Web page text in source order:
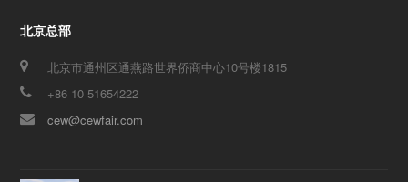
北京总部
北京市通州区通燕路世界侨商中心10号楼1815
+86 10 51654222
cew@cewfair.com